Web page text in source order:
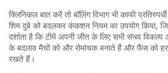
क्लिनिकल बात करें तो बॉलिंग विभाग भी काफी
शिम दुबे को बदलकर कंकशन नियम का उपयोग किया,
दर्शाता है कि टीमें अपनी जीत के लिए सभी संभव
के बदलाव मैचों को और रोमांचक बनाते हैं और फैंस को
रखते हैं।